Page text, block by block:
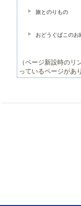
旅とのりもの
おどうぐばこのお
（ページ新設時の
っているページがあ